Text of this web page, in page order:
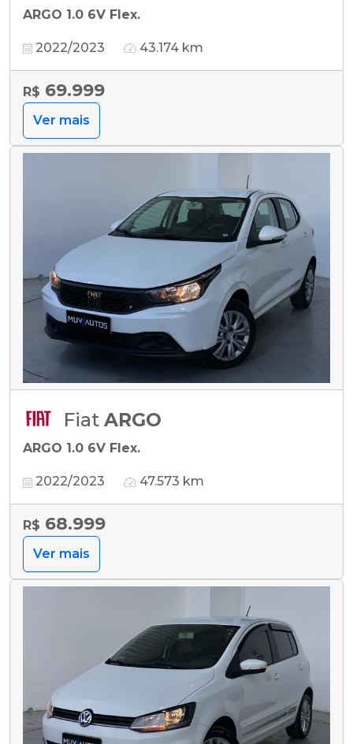
ARGO 1.0 6V Flex.
2022/2023 43.174 km
R$ 69.999
Ver mais
Fiat ARGO
ARGO 1.0 6V Flex.
2022/2023 47.573 km
R$ 68.999
Ver mais